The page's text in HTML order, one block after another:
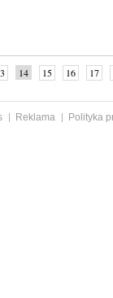
14 15 16 17
Reklama
Polityka